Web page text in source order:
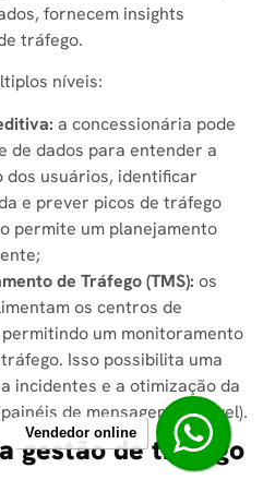
fornecem insights
tráfego.
níveis:
a concessionária pode
de dados para entender a
usuários, identificar
e prever picos de tráfego
permite um planejamento
de Tráfego (TMS): os
os centros de
um monitoramento
Isso possibilita uma
incidentes e a otimização da
de mensagem variável).
gestão de tráfego
Vendedor online